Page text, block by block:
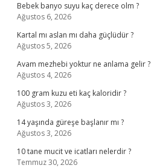
Bebek banyo suyu kaç derece olm ?
Ağustos 6, 2026
Kartal mı aslan mı daha güçlüdür ?
Ağustos 5, 2026
Avam mezhebi yoktur ne anlama gelir ?
Ağustos 4, 2026
100 gram kuzu eti kaç kaloridir ?
Ağustos 3, 2026
14 yaşında güreşe başlanır mı ?
Ağustos 3, 2026
10 tane mucit ve icatları nelerdir ?
Temmuz 30, 2026